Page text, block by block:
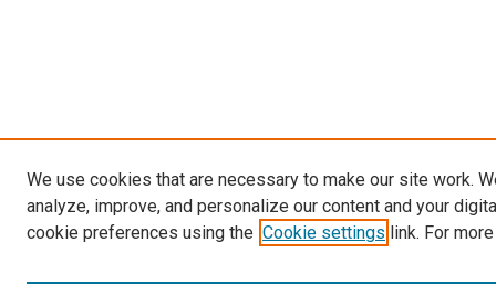
We use cookies that are necessary to make our site work.
analyze, improve, and personalize our content and your
cookie preferences using the Cookie settings link. For